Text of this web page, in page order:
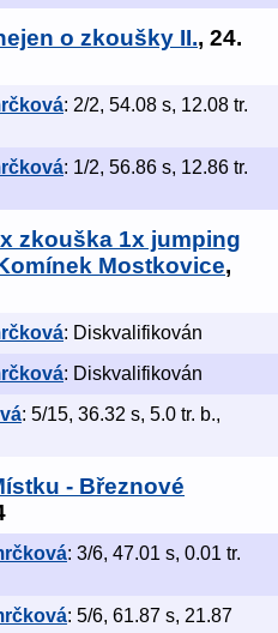
o zkoušky II., 24.
: 2/2, 54.08 s, 12.08 tr.
: 1/2, 56.86 s, 12.86 tr.
zkouška 1x jumping
Mostkovice,
: Diskvalifikován
: Diskvalifikován
: 5/15, 36.32 s, 5.0 tr. b.,
- Březnové
: 3/6, 47.01 s, 0.01 tr.
: 5/6, 61.87 s, 21.87